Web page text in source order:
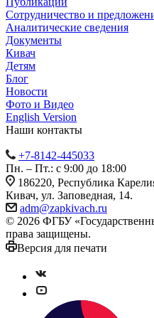
Сотрудничество и
Аналитические сведения
Документы
Кивач
Детям
Блог
Новости
Фото и Видео
English Version
Наши контакты
+7-8142-445033
Пн. – Пт.: с 9:00 до 18:00
186220, Республика
Кивач, ул. Заповедная, 14.
adm@zapkivach.ru
© 2026 ФГБУ
права защищены.
Версия для печати